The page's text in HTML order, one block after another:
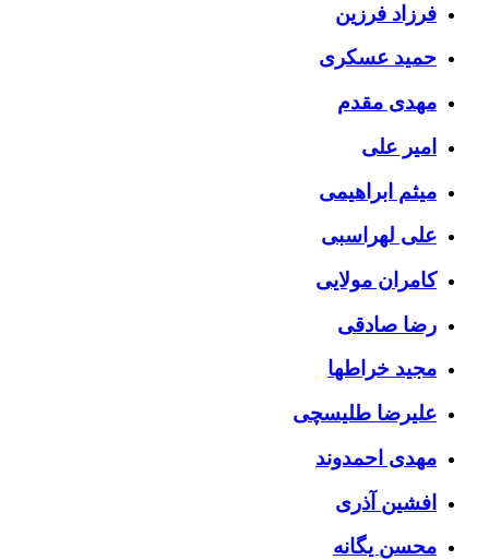
فرزاد فرزین
حمید عسکری
مهدی مقدم
امیر علی
میثم ابراهیمی
علی لهراسبی
کامران مولایی
رضا صادقی
مجید خراطها
علیرضا طلیسچی
مهدی احمدوند
افشین آذری
محسن یگانه